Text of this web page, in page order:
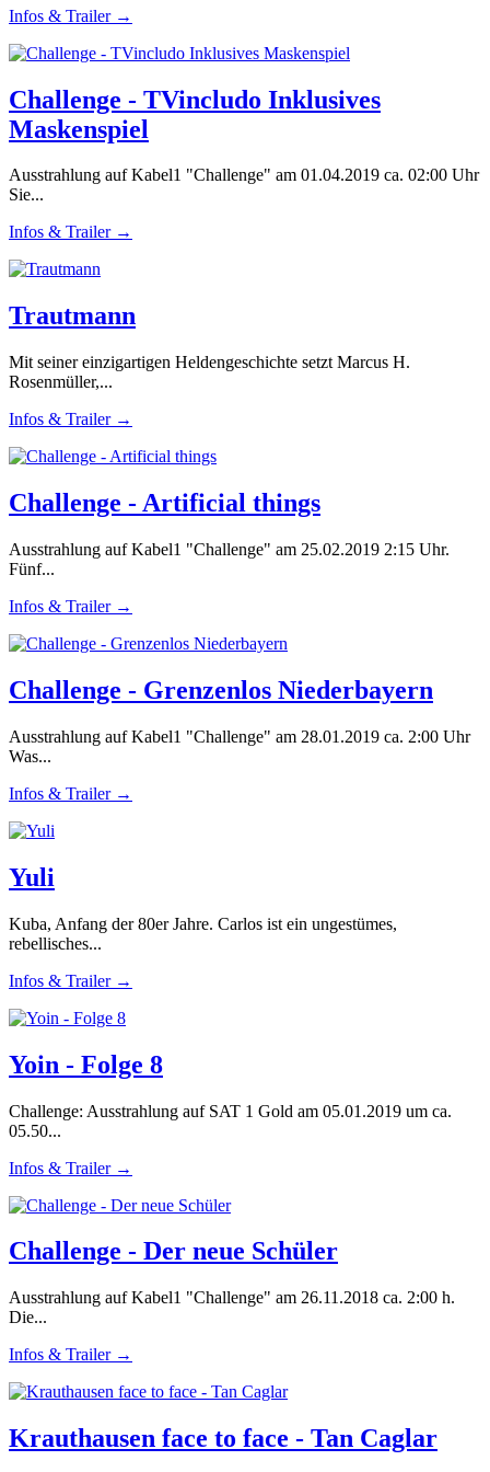
Infos & Trailer →
Challenge - TVincludo Inklusives
Maskenspiel
Ausstrahlung auf Kabel1 "Challenge" am 01.04.2019 ca. 02:00 Uhr
Sie...
Infos & Trailer →
Trautmann
Mit seiner einzigartigen Heldengeschichte setzt Marcus H.
Rosenmüller,...
Infos & Trailer →
Challenge - Artificial things
Ausstrahlung auf Kabel1 "Challenge" am 25.02.2019 2:15 Uhr.
Fünf...
Infos & Trailer →
Challenge - Grenzenlos Niederbayern
Ausstrahlung auf Kabel1 "Challenge" am 28.01.2019 ca. 2:00 Uhr
Was...
Infos & Trailer →
Yuli
Kuba, Anfang der 80er Jahre. Carlos ist ein ungestümes,
rebellisches...
Infos & Trailer →
Yoin - Folge 8
Challenge: Ausstrahlung auf SAT 1 Gold am 05.01.2019 um ca.
05.50...
Infos & Trailer →
Challenge - Der neue Schüler
Ausstrahlung auf Kabel1 "Challenge" am 26.11.2018 ca. 2:00 h.
Die...
Infos & Trailer →
Krauthausen face to face - Tan Caglar